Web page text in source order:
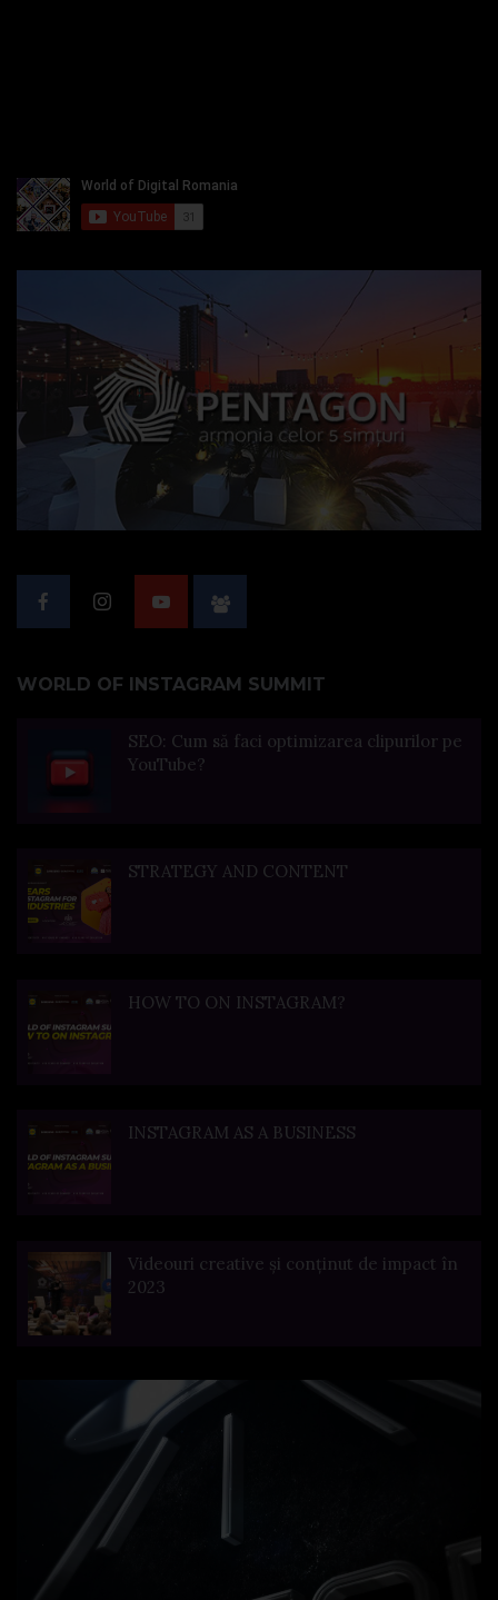
WORLD OF INSTAGRAM SUMMIT
SEO: Cum să faci optimizarea clipurilor pe
YouTube?
STRATEGY AND CONTENT
HOW TO ON INSTAGRAM?
INSTAGRAM AS A BUSINESS
Videouri creative și conținut de impact în
2023